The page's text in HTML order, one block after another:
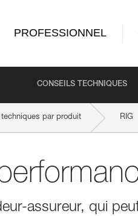
PROFESSIONNEL
CONSEILS TECHNIQUES
par produit RIG
assureur, qui